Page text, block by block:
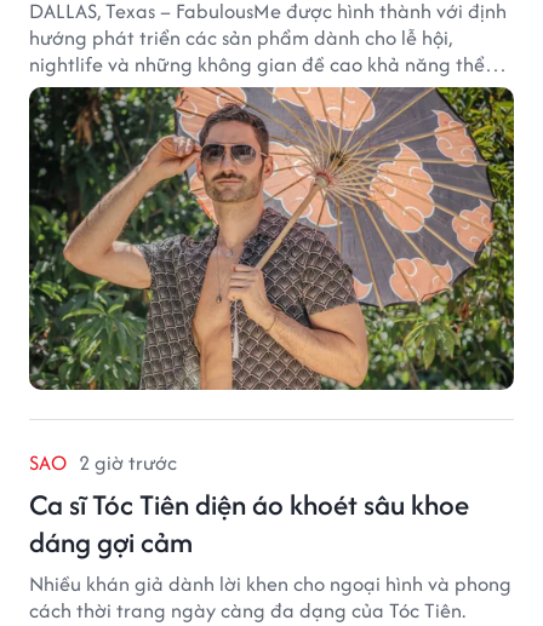
DALLAS, Texas – FabulousMe được hình thành với định
hướng phát triển các sản phẩm dành cho lễ hội,
nightlife và những không gian đề cao khả năng thể
hiện bản thân. Trong quá trình xây dựng thương hiệu,
quạt cầm tay trở thành dòng sản phẩm tạo được
thành công ban đầu, giúp FabulousMe từng bước mở
rộng mức độ hiện diện trên thị trường.
SAO 2 giờ trước
Ca sĩ Tóc Tiên diện áo khoét sâu khoe
dáng gợi cảm
Nhiều khán giả dành lời khen cho ngoại hình và phong
cách thời trang ngày càng đa dạng của Tóc Tiên.